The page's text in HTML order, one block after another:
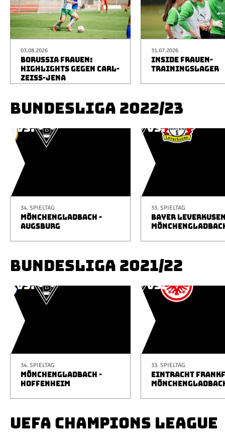
03.08.2026
BORUSSIA FRAUEN:
HIGHLIGHTS GEGEN CARL-
ZEISS-JENA
31.07.2026
INSIDE FRAUEN-
TRAININGSLAGER
BUNDESLIGA 2022/23
34. SPIELTAG
MÖNCHENGLADBACH -
AUGSBURG
33. SPIELTAG
BAYER
BUNDESLIGA 2021/22
34. SPIELTAG
MÖNCHENGLADBACH -
HOFFENHEIM
33. SPIELTAG
EINTRACHT
UEFA CHAMPIONS LEAGUE